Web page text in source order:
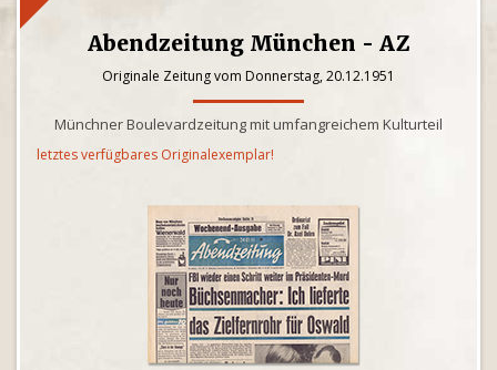
Abendzeitung München - AZ
Originale Zeitung vom Donnerstag, 20.12.1951
Münchner Boulevardzeitung mit umfangreichem Kulturteil
letztes verfügbares Originalexemplar!